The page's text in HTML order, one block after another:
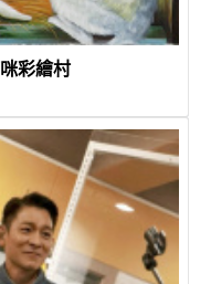
彩繪村